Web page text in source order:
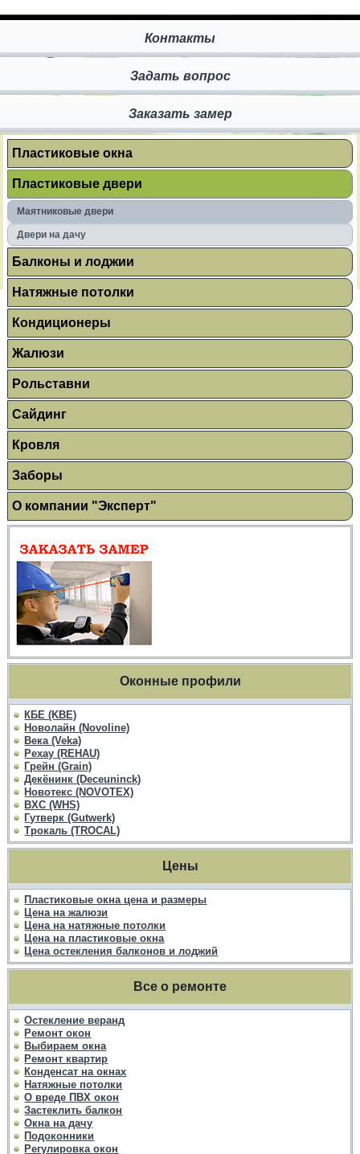
Контакты
Задать вопрос
Заказать замер
Пластиковые окна
Пластиковые двери
Маятниковые двери
Двери на дачу
Балконы и лоджии
Натяжные потолки
Кондиционеры
Жалюзи
Рольставни
Сайдинг
Кровля
Заборы
О компании "Эксперт"
Оконные профили
КБЕ (KBE)
Новолайн (Novoline)
Века (Veka)
Рехау (REHAU)
Грейн (Grain)
Декёнинк (Deceuninck)
Новотекс (NOVOTEX)
ВХС (WHS)
Гутверк (Gutwerk)
Трокаль (TROCAL)
Цены
Пластиковые окна цена и размеры
Цена на жалюзи
Цена на натяжные потолки
Цена на пластиковые окна
Цена остекления балконов и лоджий
Все о ремонте
Остекление веранд
Ремонт окон
Выбираем окна
Ремонт квартир
Конденсат на окнах
Натяжные потолки
О вреде ПВХ окон
Застеклить балкон
Окна на дачу
Подоконники
Регулировка окон